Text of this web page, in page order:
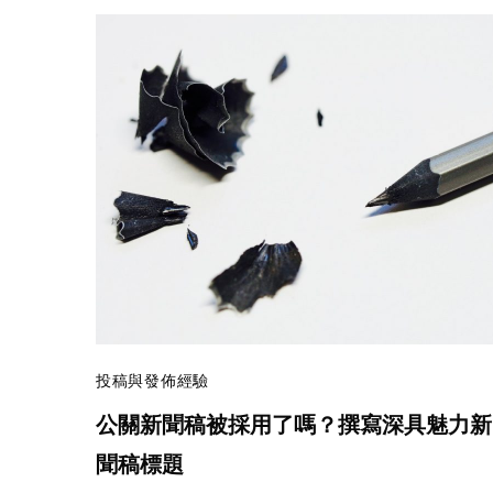
投稿與發佈經驗
公關新聞稿被採用了嗎？撰寫深具魅力新
聞稿標題